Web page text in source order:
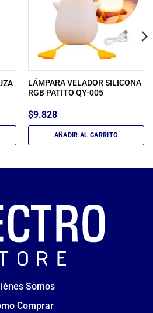
LÁMPARA VELADOR SILICONA
RGB PATITO QY-005
$9.828
AÑADIR AL CARRITO
Somos
Comprar